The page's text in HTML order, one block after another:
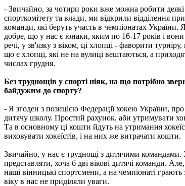
- Звичайно, за чотири роки вже можна робити деякі
спорткомітету та влади, ми відкрили відділення
команди, які беруть участь в чемпіонатах
добре, що у нас є юнаки, яким по 16-17 років і
речі, у зв'язку з віком, ці хлопці - фаворити
що є хлопці, які не на вулиці вештаються, а
числах грудня.
Без труднощів у спорті ніяк, на що потрібно
байдужим до спорту?
- Я згоден з позицією Федерації хокею України,
дитячу школу. Простий рахунок, аби утримувати
Та в основному ці кошти йдуть на утримання
виховувати хокеїстів, і на них же витрачати кошти.
Звичайно, у нас є труднощі з дитячими командами.
представляти, хоча б дві вікові дитячі команди.
наші вінницькі спортсмени, а на чемпіонаті
віку в нас не приділяли уваги.